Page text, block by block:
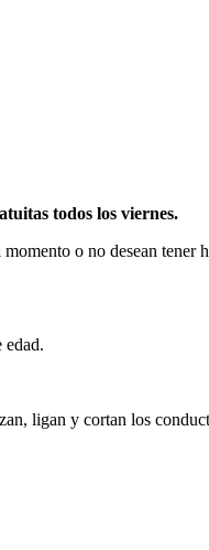
todos los viernes.
o no desean tener
edad.
ligan y cortan los